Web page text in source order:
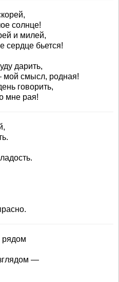
солнце!
и милей,
сердце бьется!
дарить,
смысл, родная!
говорить,
мне рая!
рядом
—